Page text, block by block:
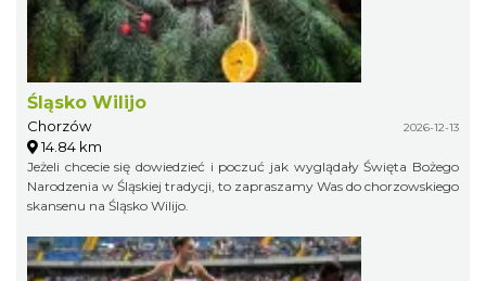
Śląsko Wilijo
Chorzów 2026-12-13
14.84 km
Jeżeli chcecie się dowiedzieć i poczuć jak wyglądały Święta Bożego
Narodzenia w Śląskiej tradycji, to zapraszamy Was do chorzowskiego
skansenu na Śląsko Wilijo.